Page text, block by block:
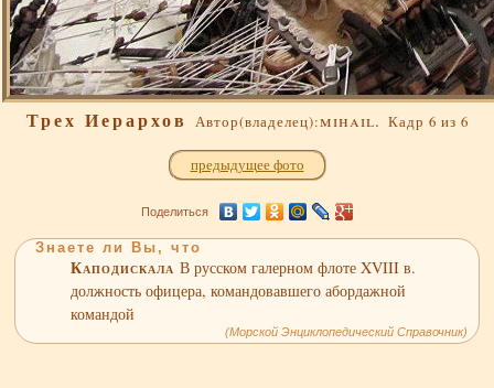
Трех Иерархов Автор(владелец):mihail. Кадр 6 из 6
предыдущее фото
Поделиться
Знаете ли Вы, что
КаподискалаВ русском галерном флоте XVIII в.
должность офицера, командовавшего абордажной
командой
(Морской Энциклопедический Справочник)